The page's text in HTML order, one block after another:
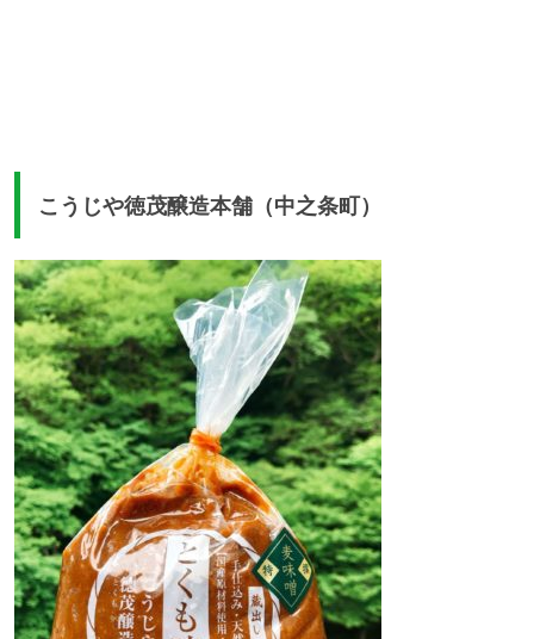
こうじや徳茂醸造本舗（中之条町）